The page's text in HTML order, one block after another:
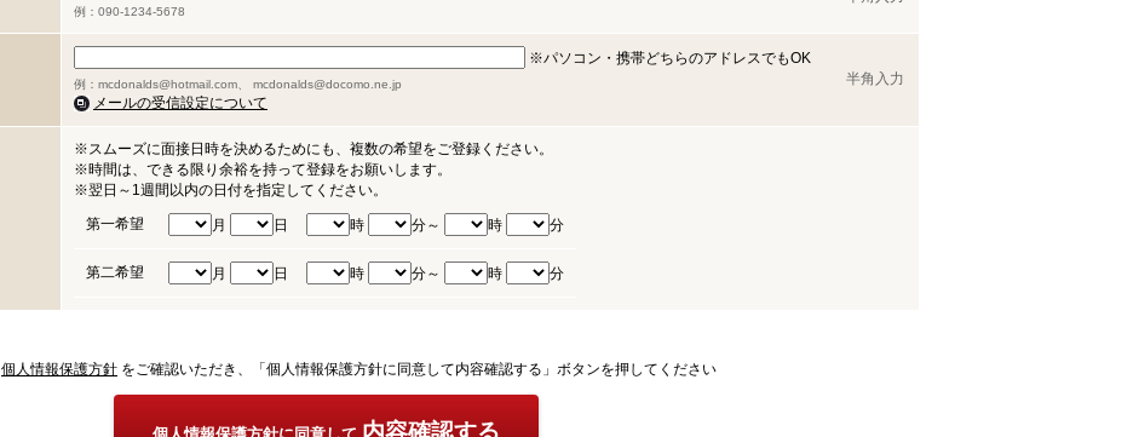
例：090-1234-5678
※パソコン・携帯どちらのアドレスでもOK
例：mcdonalds@hotmail.com、 mcdonalds@docomo.ne.jp
メールの受信設定について
半角入力
※スムーズに面接日時を決めるためにも、複数の希望をご登録ください。
※時間は、できる限り余裕を持って登録をお願いします。
※翌日～1週間以内の日付を指定してください。
第一希望
月 日 時 分～ 時 分
第二希望 月 日 時 分～ 時 分
個人情報保護方針 をご確認いただき、「個人情報保護方針に同意して内容確認する」ボタンを押してください
内容確認する